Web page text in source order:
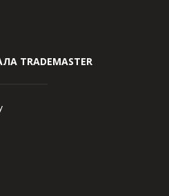
TRADEMASTER